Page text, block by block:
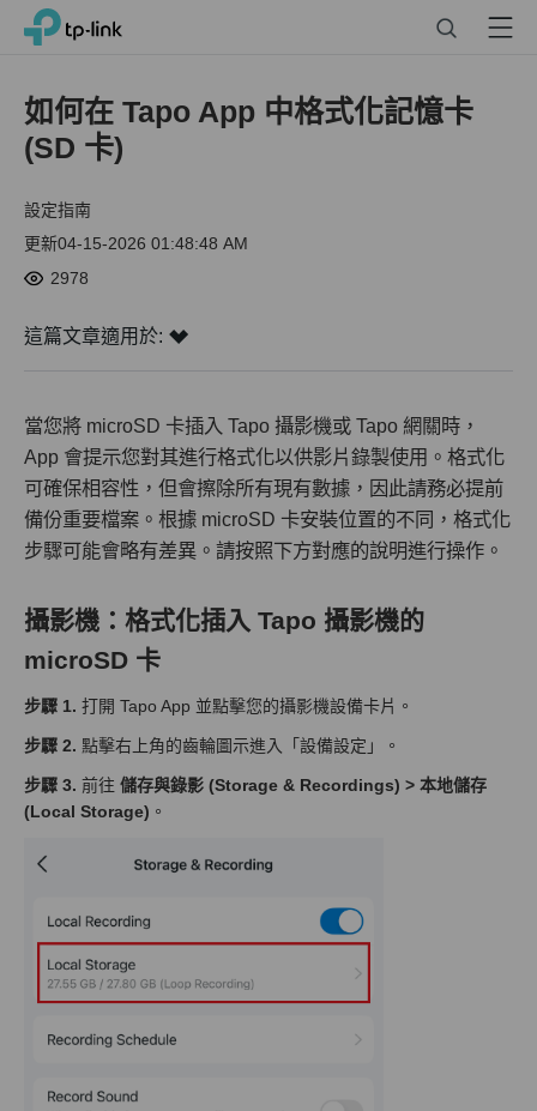
Click
navigation
TP-Link, Reliably Smart Menu
如何在 Tapo App 中格式化記憶卡
(SD 卡)
設定指南
更新04-15-2026 01:48:48 AM
2978
這篇文章適用於:
當您將 microSD 卡插入 Tapo 攝影機或 Tapo 網關時，
App 會提示您對其進行格式化以供影片錄製使用。格式化
可確保相容性，但會擦除所有現有數據，因此請務必提前
備份重要檔案。根據 microSD 卡安裝位置的不同，格式化
步驟可能會略有差異。請按照下方對應的說明進行操作。
攝影機：格式化插入 Tapo 攝影機的
microSD 卡
步驟 1. 打開 Tapo App 並點擊您的攝影機設備卡片。
步驟 2. 點擊右上角的齒輪圖示進入「設備設定」。
步驟 3. 前往 儲存與錄影 (Storage & Recordings) > 本地儲存
(Local Storage) 。